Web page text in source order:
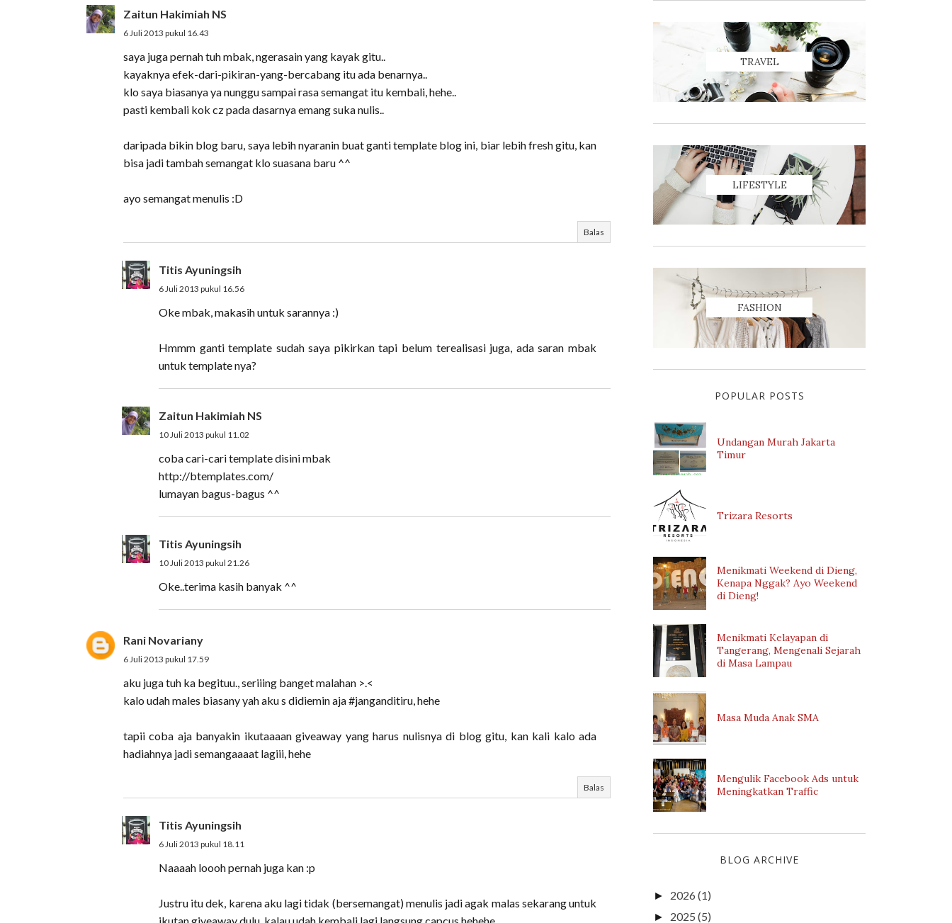
Zaitun Hakimiah NS
6 Juli 2013 pukul 16.43
saya juga pernah tuh mbak, ngerasain yang kayak gitu..
kayaknya efek-dari-pikiran-yang-bercabang itu ada benarnya..
klo saya biasanya ya nunggu sampai rasa semangat itu kembali, hehe..
pasti kembali kok cz pada dasarnya emang suka nulis..
daripada bikin blog baru, saya lebih nyaranin buat ganti template blog ini, biar lebih fresh gitu, kan
bisa jadi tambah semangat klo suasana baru ^^
ayo semangat menulis :D
Balas
Titis Ayuningsih
6 Juli 2013 pukul 16.56
Oke mbak, makasih untuk sarannya :)
Hmmm ganti template sudah saya pikirkan tapi belum terealisasi juga, ada saran mbak
untuk template nya?
Zaitun Hakimiah NS
10 Juli 2013 pukul 11.02
coba cari-cari template disini mbak
http://btemplates.com/
lumayan bagus-bagus ^^
Titis Ayuningsih
10 Juli 2013 pukul 21.26
Oke..terima kasih banyak ^^
Rani Novariany
6 Juli 2013 pukul 17.59
aku juga tuh ka begituu., seriiing banget malahan >.<
kalo udah males biasany yah aku s didiemin aja #janganditiru, hehe
tapii coba aja banyakin ikutaaaan giveaway yang harus nulisnya di blog gitu, kan kali kalo ada
hadiahnya jadi semangaaaat lagiii, hehe
Balas
Titis Ayuningsih
6 Juli 2013 pukul 18.11
Naaaah loooh pernah juga kan :p
Justru itu dek, karena aku lagi tidak (bersemangat) menulis jadi agak malas sekarang untuk
TRAVEL
LIFESTYLE
FASHION
POPULAR POSTS
Undangan Murah Jakarta
Timur
Trizara Resorts
Menikmati Weekend di Dieng,
Kenapa Nggak? Ayo Weekend
di Dieng!
Menikmati Kelayapan di
Tangerang, Mengenali Sejarah
di Masa Lampau
Masa Muda Anak SMA
Mengulik Facebook Ads untuk
Meningkatkan Traffic
BLOG ARCHIVE
► 2026 (1)
► 2025 (5)